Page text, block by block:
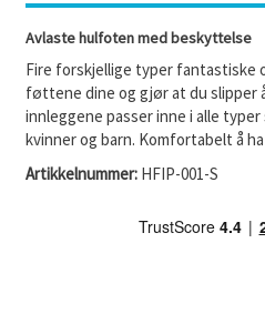
Avlaste hulfoten med beskyttelse
Fire forskjellige typer
føttene dine og gjør at du slipper
innleggene passer inne i alle
kvinner og barn. Komfortabelt å
Artikkelnummer: HFIP-001-S